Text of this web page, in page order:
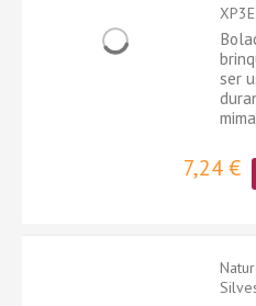
XP3E
ser
7,24 €